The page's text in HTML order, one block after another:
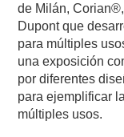
de Milán,
Dupont que
para múltiples
una exposición
por diferentes
para ejemplificar
múltiples usos.